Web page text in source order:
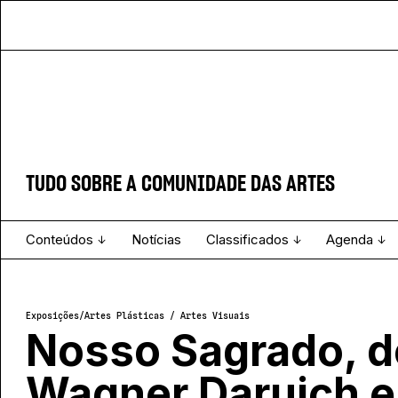
TUDO SOBRE A COMUNIDADE DAS ARTES
Conteúdos Notícias Classificados Agenda
Exposições/Artes Plásticas / Artes Visuais
Nosso Sagrado,